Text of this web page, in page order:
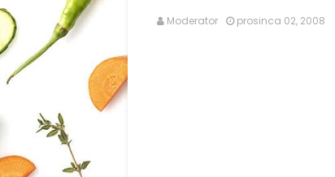
Moderator prosinca 02, 2008